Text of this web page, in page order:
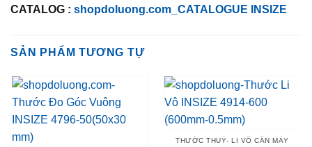
CATALOG : shopdoluong.com_CATALOGUE INSIZE
SẢN PHẨM TƯƠNG TỰ
THƯỚC THUỶ- LI VÔ CÂN MÁY